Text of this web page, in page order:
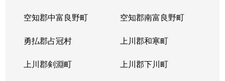
空知郡中富良野町 空知郡南富良野町
勇払郡占冠村 上川郡和寒町
上川郡剣淵町 上川郡下川町